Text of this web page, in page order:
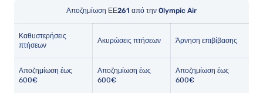
Αποζημίωση ΕΕ261 από την Olympic Air
Καθυστερήσεις
πτήσεων
Ακυρώσεις πτήσεων Άρνηση επιβίβασης
Αποζημίωση έως
600€
Αποζημίωση έως
600€
Αποζημίωση έως
600€